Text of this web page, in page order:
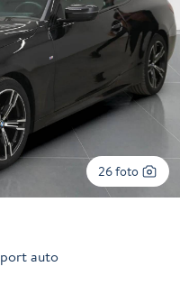
26 foto
auto